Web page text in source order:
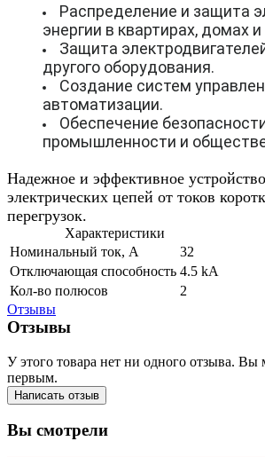
Распределение и защита
энергии в квартирах, домах
Защита
другого оборудования.
Создание систем
автоматизации.
Обеспечение
промышленности и
Надежное и эффективное
электрических цепей от токов
перегрузок.
Характеристики
Номинальный ток, А
32
Отключающая способность 4.5 kA
Кол-во полюсов
2
Отзывы
Отзывы
У этого товара нет ни одного отзыва. Вы
первым.
Написать отзыв
Вы смотрели